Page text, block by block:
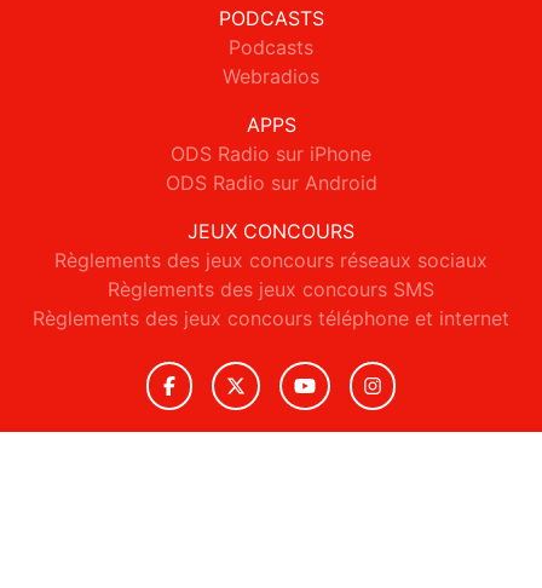
PODCASTS
Podcasts
Webradios
APPS
ODS Radio sur iPhone
ODS Radio sur Android
JEUX CONCOURS
Règlements des jeux concours réseaux sociaux
Règlements des jeux concours SMS
Règlements des jeux concours téléphone et internet